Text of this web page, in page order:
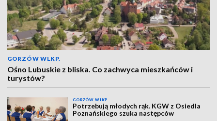
GORZÓW WLKP.
Ośno Lubuskie z bliska. Co zachwyca mieszkańców i
turystów?
GORZÓW WLKP.
Potrzebują młodych rąk. KGW z Osiedla
Poznańskiego szuka następców